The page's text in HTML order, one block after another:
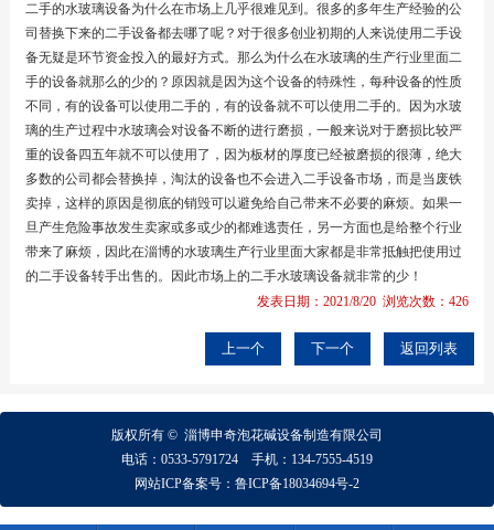
二手的水玻璃设备为什么在市场上几乎很难见到。很多的多年生产经验的公
司替换下来的二手设备都去哪了呢？对于很多创业初期的人来说使用二手设
备无疑是环节资金投入的最好方式。那么为什么在水玻璃的生产行业里面二
手的设备就那么的少的？原因就是因为这个设备的特殊性，每种设备的性质
不同，有的设备可以使用二手的，有的设备就不可以使用二手的。因为水玻
璃的生产过程中水玻璃会对设备不断的进行磨损，一般来说对于磨损比较严
重的设备四五年就不可以使用了，因为板材的厚度已经被磨损的很薄，绝大
多数的公司都会替换掉，淘汰的设备也不会进入二手设备市场，而是当废铁
卖掉，这样的原因是彻底的销毁可以避免给自己带来不必要的麻烦。如果一
旦产生危险事故发生卖家或多或少的都难逃责任，另一方面也是给整个行业
带来了麻烦，因此在淄博的水玻璃生产行业里面大家都是非常抵触把使用过
的二手设备转手出售的。因此市场上的二手水玻璃设备就非常的少！
发表日期：2021/8/20 浏览次数：426
上一个 下一个 返回列表
版权所有 © 淄博申奇泡花碱设备制造有限公司
电话： 0533-5791724手机： 134-7555-4519
网站ICP备案号： 鲁ICP备18034694号-2